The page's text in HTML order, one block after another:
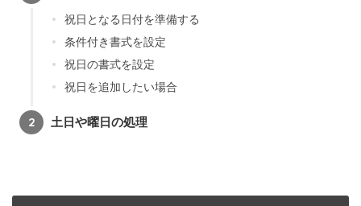
祝日となる日付を準備する
条件付き書式を設定
祝日の書式を設定
祝日を追加したい場合
土日や曜日の処理